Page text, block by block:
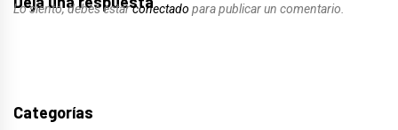
Lo siento, debes estarconectado para publicar un comentario.
Categorías